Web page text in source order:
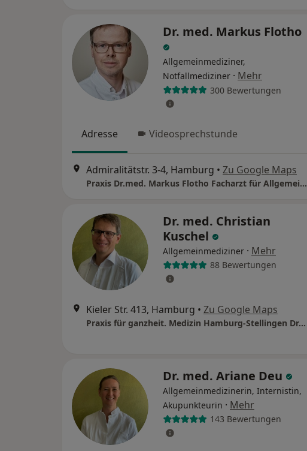
Dr. med. Markus Flotho
Allgemeinmediziner,
Notfallmediziner · Mehr
300 Bewertungen
Adresse Videosprechstunde
Admiralitätstr. 3-4, Hamburg • Zu Google Maps
Praxis Dr.med. Markus Flotho Facharzt für Allgemeinmedizin
Dr. med. Christian
Kuschel
Allgemeinmediziner · Mehr
88 Bewertungen
Kieler Str. 413, Hamburg • Zu Google Maps
Praxis für ganzheit. Medizin Hamburg-Stellingen Dr.med. Ariane Deu und Christian Kuschel
Dr. med. Ariane Deu
Allgemeinmedizinerin, Internistin,
Akupunkteurin · Mehr
143 Bewertungen